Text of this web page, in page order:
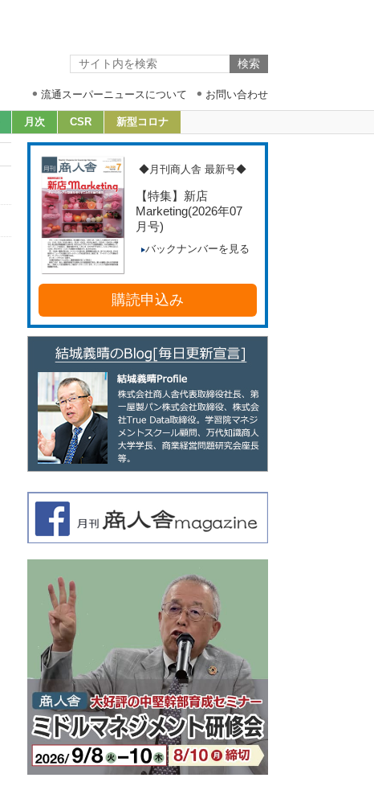
流通スーパーニュースについて お問い合わせ
月次 CSR 新型コロナ
◆月刊商人舎 最新号◆
【特集】新店
Marketing(2026年07
月号)
バックナンバーを見る
購読申込み